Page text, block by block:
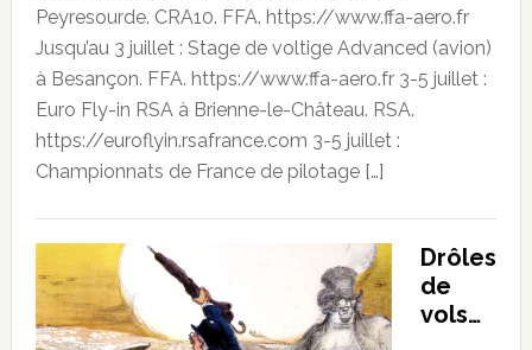
Peyresourde. CRA10. FFA. https://www.ffa-aero.fr
Jusqu’au 3 juillet : Stage de voltige Advanced (avion)
à Besançon. FFA. https://www.ffa-aero.fr 3-5 juillet :
Euro Fly-in RSA à Brienne-le-Château. RSA.
https://euroflyin.rsafrance.com 3-5 juillet :
Championnats de France de pilotage […]
Drôles
de
vols…